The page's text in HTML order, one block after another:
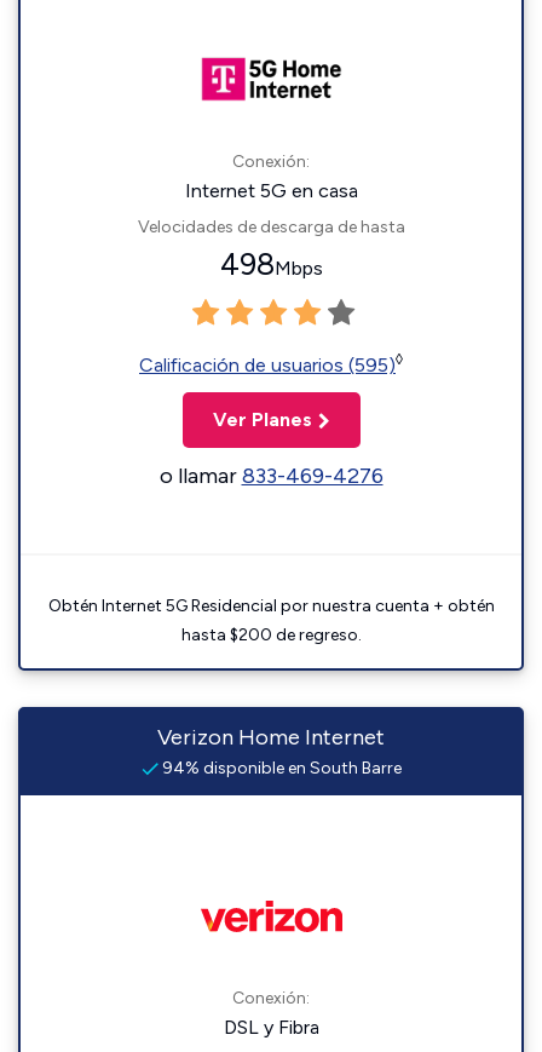
Conexión:
Internet 5G en casa
Velocidades de descarga de hasta
498Mbps
Calificación de usuarios (595)◊
Ver Planes
o llamar833-469-4276
Obtén Internet 5G Residencial por nuestra cuenta + obtén
hasta $200 de regreso.
Verizon Home Internet
94% disponible en South Barre
Conexión:
DSL y Fibra